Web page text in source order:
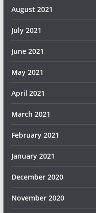
August 2021
July 2021
June 2021
May 2021
April 2021
March 2021
February 2021
January 2021
December 2020
November 2020